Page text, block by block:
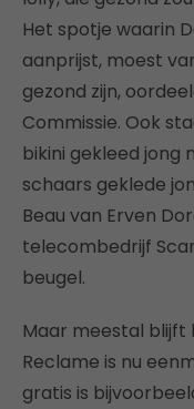
Het spotje waarin
aanprijst, moest
gezond zijn,
Commissie. Ook
bikini gekleed jong
schaars geklede
Beau van Erven
telecombedrijf
beugel.
Maar meestal blijft
Reclame is nu
gratis is